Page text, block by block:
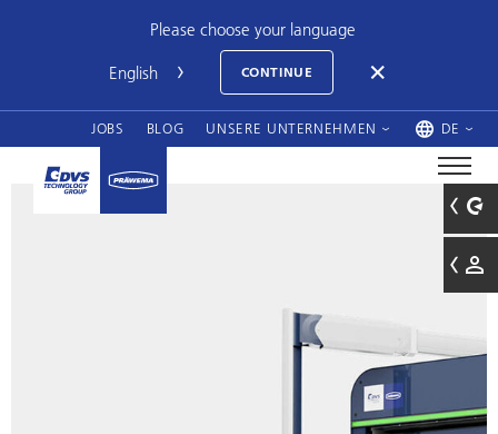
Please choose your language
CONTINUE
JOBS BLOG UNSERE UNTERNEHMEN DE